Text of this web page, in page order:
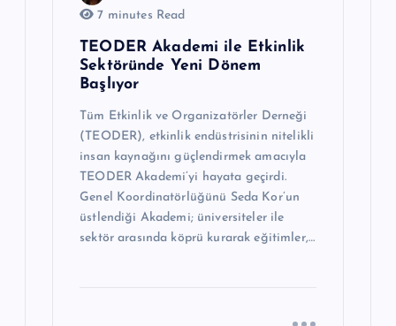
7 minutes Read
TEODER Akademi ile Etkinlik
Sektöründe Yeni Dönem
Başlıyor
Tüm Etkinlik ve Organizatörler Derneği
(TEODER), etkinlik endüstrisinin nitelikli
insan kaynağını güçlendirmek amacıyla
TEODER Akademi’yi hayata geçirdi.
Genel Koordinatörlüğünü Seda Kor’un
üstlendiği Akademi; üniversiteler ile
sektör arasında köprü kurarak eğitimler,…